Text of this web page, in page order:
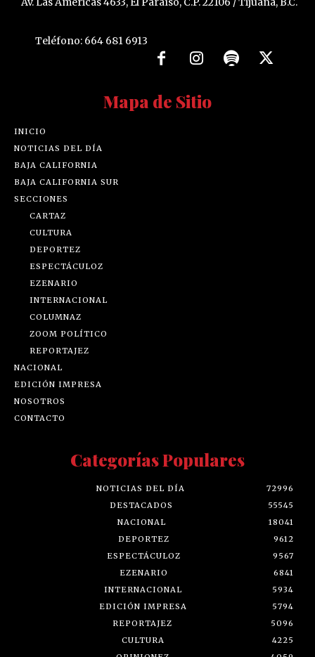
Teléfono: 664 681 6913
Mapa de Sitio
INICIO
NOTICIAS DEL DÍA
BAJA CALIFORNIA
BAJA CALIFORNIA SUR
SECCIONES
CARTAZ
CULTURA
DEPORTEZ
ESPECTÁCULOZ
EZENARIO
INTERNACIONAL
COLUMNAZ
ZOOM POLÍTICO
REPORTAJEZ
NACIONAL
EDICIÓN IMPRESA
NOSOTROS
CONTACTO
Categorías Populares
NOTICIAS DEL DÍA
72996
DESTACADOS
55545
NACIONAL
18041
DEPORTEZ
9612
ESPECTÁCULOZ
9567
EZENARIO
6841
INTERNACIONAL
5934
EDICIÓN IMPRESA
5794
REPORTAJEZ
5096
CULTURA
4225